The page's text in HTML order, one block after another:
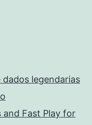
legendarias
and Fast Play for